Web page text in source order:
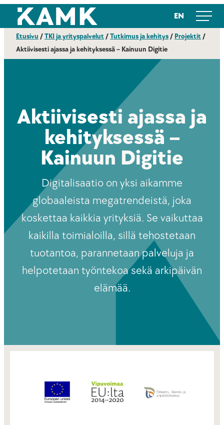
Siirry
suoraan
sisältöön
Kajaanin ammattikorkeakoulu EN
Etusivu /TKI ja yrityspalvelut/Tutkimus ja kehitys/ Projektit/
Aktiivisesti ajassa ja kehityksessä – Kainuun Digitie
Aktiivisesti ajassa ja
kehityksessä –
Kainuun Digitie
Digitalisaatio on yksi aikamme
globaaleista megatrendeistä, joka
koskettaa kaikkia yrityksiä. Se vaikuttaa
kaikilla toimialoilla, sillä tehostetaan
tuotantoa, parannetaan palveluja ja
helpotetaan työntekoa sekä arkipäivän
elämää.